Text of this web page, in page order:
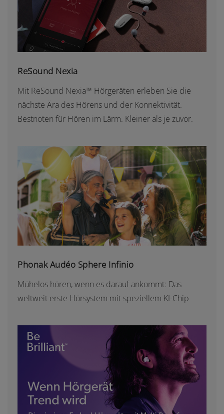
ReSound Nexia
Mit ReSound Nexia™ Hörgeräten erleben Sie die
nächste Ära des Hörens und der Konnektivität.
Bestnoten für Hören im Lärm. Kleiner als je zuvor.
PHONAK AUDÉO SPHERE INFINIO
Phonak Audéo Sphere Infinio
Mühelos hören, wenn es darauf ankommt: Das
weltweit erste Hörsystem mit speziellem KI-Chip
SIGNIA ACTIVE IX